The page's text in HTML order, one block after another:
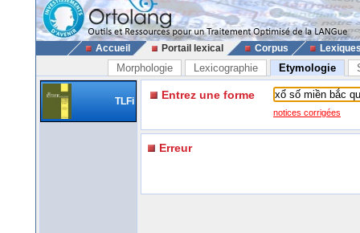
Accueil Portail lexical Corpus
Morphologie Lexicographie Etymologie
TLFi Entrez une forme
notices corrigées
Erreur